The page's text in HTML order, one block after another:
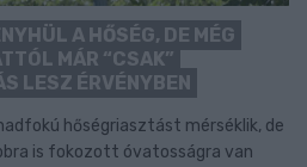
A HŐSÉG, DE MÉG
MÁR “CSAK”
LESZ ÉRVÉNYBEN
hőségriasztást mérséklik, de
is fokozott óvatosságra van